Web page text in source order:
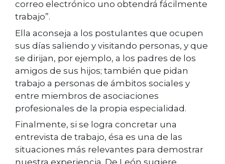
correo electrónico uno obtendrá fácilmente
trabajo”.
Ella aconseja a los postulantes que ocupen
sus días saliendo y visitando personas, y que
se dirijan, por ejemplo, a los padres de los
amigos de sus hijos; también que pidan
trabajo a personas de ámbitos sociales y
entre miembros de asociaciones
profesionales de la propia especialidad.
Finalmente, si se logra concretar una
entrevista de trabajo, ésa es una de las
situaciones más relevantes para demostrar